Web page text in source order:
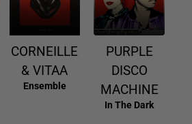
CORNEILLE
& VITAA
Ensemble
PURPLE
DISCO
MACHINE
In The Dark